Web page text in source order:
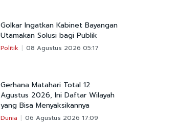
Golkar Ingatkan Kabinet Bayangan
Utamakan Solusi bagi Publik
Politik 08 Agustus 2026 05:17
Gerhana Matahari Total 12
Agustus 2026, Ini Daftar Wilayah
yang Bisa Menyaksikannya
Dunia 06 Agustus 2026 17:09